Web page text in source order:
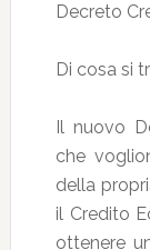
Decreto
Di cosa si
Il nuovo
che
della
il Credito
ottenere